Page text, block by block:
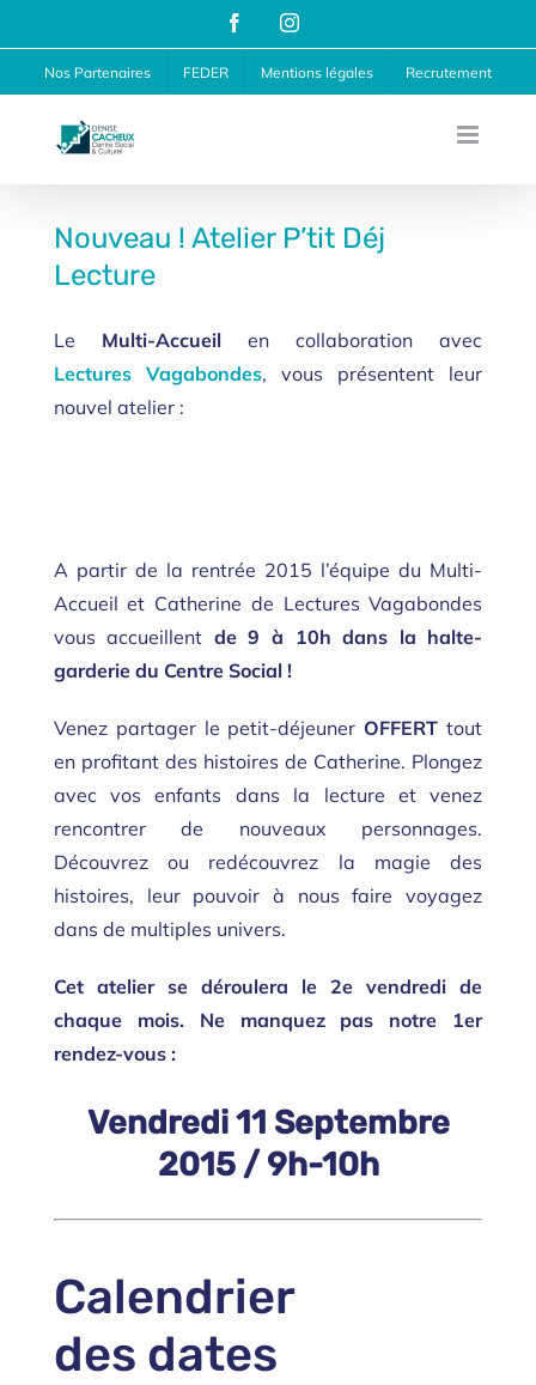
au
contenu
FacebookInstagram
Nos Partenaires FEDER Mentions légales Recrutement
Nouveau ! Atelier P’tit Déj
Lecture
Le Multi-Accueil en collaboration avec
Lectures Vagabondes, vous présentent leur
nouvel atelier :
A partir de la rentrée 2015 l’équipe du Multi-
Accueil et Catherine de LecturesVagabondes
vous accueillent de 9 à 10h dans la halte-
garderie du Centre Social !
Venez partager le petit-déjeuner OFFERT tout
en profitant des histoires de Catherine. Plongez
avec vos enfants dans la lecture et venez
rencontrer de nouveaux personnages.
Découvrez ou redécouvrez la magie des
histoires, leur pouvoir à nous faire voyagez
dans de multiples univers.
Cet atelier se déroulera le 2e vendredi de
chaque mois. Ne manquez pas notre 1er
rendez-vous :
Vendredi 11 Septembre
2015 / 9h-10h
Calendrier
des dates